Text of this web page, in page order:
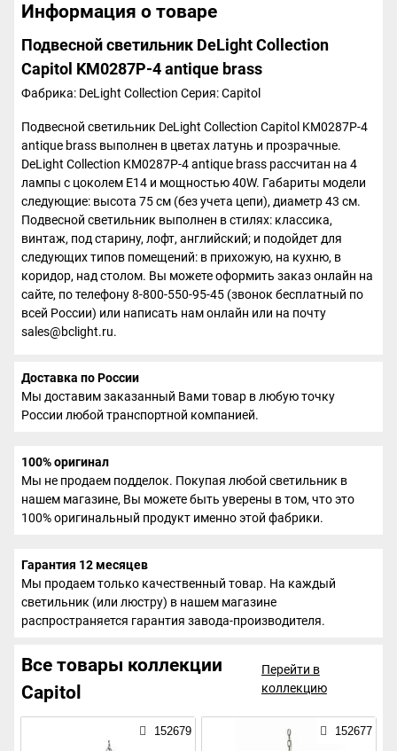
Информация о товаре
Подвесной светильник DeLight Collection
Capitol KM0287P-4 antique brass
Фабрика: DeLight Collection Серия: Capitol
Подвесной светильник DeLight Collection Capitol KM0287P-4
antique brass выполнен в цветах латунь и прозрачные.
DeLight Collection KM0287P-4 antique brass рассчитан на 4
лампы с цоколем E14 и мощностью 40W. Габариты модели
следующие: высота 75 см (без учета цепи), диаметр 43 см.
Подвесной светильник выполнен в стилях: классика,
винтаж, под старину, лофт, английский; и подойдет для
следующих типов помещений: в прихожую, на кухню, в
коридор, над столом. Вы можете оформить заказ онлайн на
сайте, по телефону 8-800-550-95-45 (звонок бесплатный по
всей России) или написать нам онлайн или на почту
sales@bclight.ru.
Доставка по России
Мы доставим заказанный Вами товар в любую точку
России любой транспортной компанией.
100% оригинал
Мы не продаем подделок. Покупая любой светильник в
нашем магазине, Вы можете быть уверены в том, что это
100% оригинальный продукт именно этой фабрики.
Гарантия 12 месяцев
Мы продаем только качественный товар. На каждый
светильник (или люстру) в нашем магазине
распространяется гарантия завода-производителя.
Все товары коллекции
Capitol
Перейти в
коллекцию
152679 152677